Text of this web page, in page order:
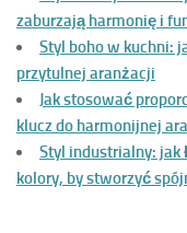
zaburzają harmonię i
Styl boho w kuchni:
przytulnej aranżacji
Jak stosować
klucz do harmonijnej
Styl industrialny: jak
kolory, by stworzyć